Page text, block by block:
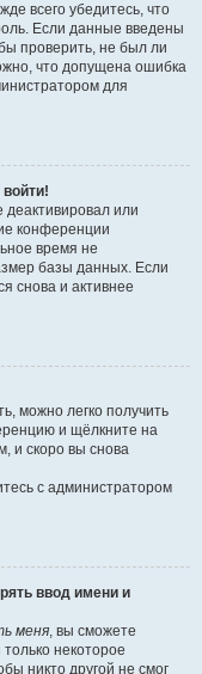
всего убедитесь, что
Если данные введены
проверить, не был ли
что допущена ошибка
для
деактивировал или
конференции
время не
базы данных. Если
снова и активнее
можно легко получить
и щёлкните на
и скоро вы снова
с администратором
ввод имени и
меня, вы сможете
некоторое
никто другой не смог